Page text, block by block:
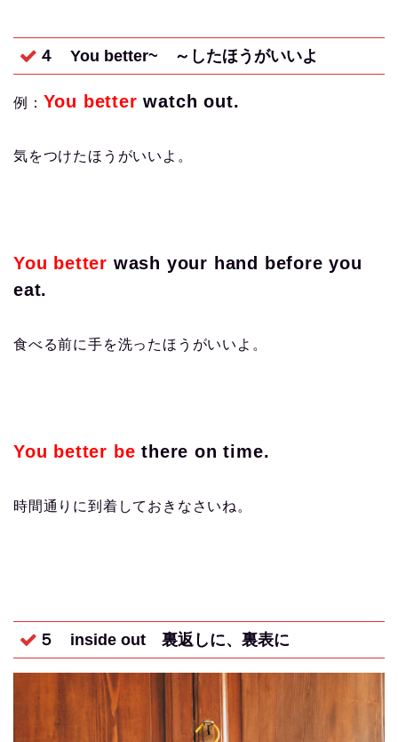
４ You better~ ～したほうがいいよ
例： You better watch out.
気をつけたほうがいいよ。
You better wash your hand before you
eat.
食べる前に手を洗ったほうがいいよ。
You better be there on time.
時間通りに到着しておきなさいね。
５ inside out 裏返しに、裏表に